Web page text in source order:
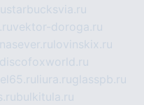
starbucksvia.ru
vektor-doroga.ru
lovinskix.ru
discofoxworld.ru
liura.ruglasspb.ru
bulkitula.ru